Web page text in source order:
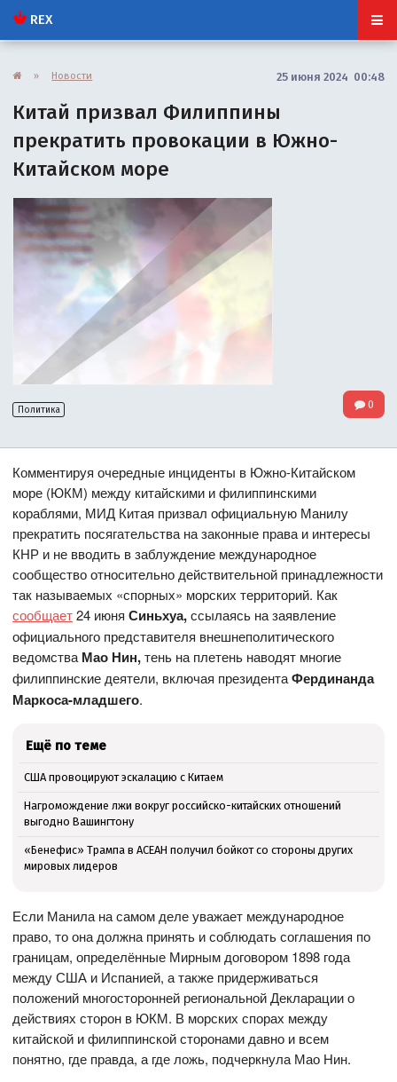
REX
» Новости 25 июня 2024 00:48
Китай призвал Филиппины
прекратить провокации в Южно-
Китайском море
Политика 0
Комментируя очередные инциденты в Южно-Китайском
море (ЮКМ) между китайскими и филиппинскими
кораблями, МИД Китая призвал официальную Манилу
прекратить посягательства на законные права и интересы
КНР и не вводить в заблуждение международное
сообщество относительно действительной принадлежности
так называемых «спорных» морских территорий. Как
сообщает24 июняСиньхуа,ссылаясь на заявление
официального представителя внешнеполитического
ведомстваМао Нин,тень на плетень наводят многие
филиппинские деятели, включая президентаФердинанда
Маркоса-младшего.
Ещё по теме
США провоцируют эскалацию с Китаем
Нагромождение лжи вокруг российско-китайских отношений
выгодно Вашингтону
«Бенефис» Трампа в АСЕАН получил бойкот со стороны других
мировых лидеров
Если Манила на самом деле уважает международное
право, то она должна принять и соблюдать соглашения по
границам, определённые Мирным договором 1898 года
между США и Испанией, а также придерживаться
положений многосторонней региональной Декларации о
действиях сторон в ЮКМ. В морских спорах между
китайской и филиппинской сторонами давно и всем
понятно, где правда, а где ложь, подчеркнула Мао Нин.